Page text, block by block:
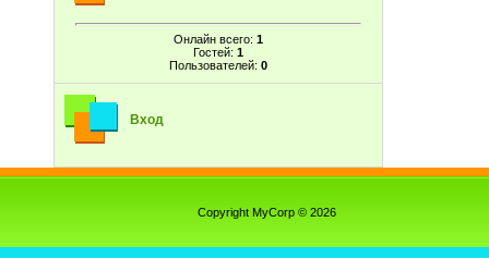
Онлайн всего: 1
Гостей: 1
Пользователей: 0
Вход
Copyright MyCorp © 2026